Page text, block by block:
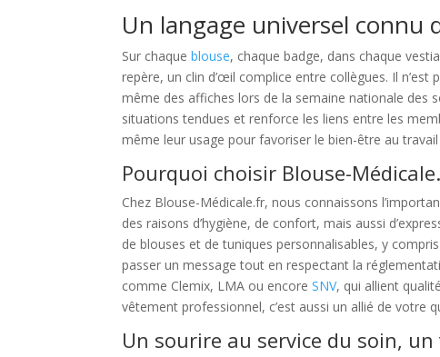
Un langage universel connu
Sur chaqueblouse, chaque badge, dans chaque
repère, un clin d’œil complice entre collègues. Il
même des affiches lors de la semaine nationale des
situations tendues et renforce les liens entre les
même leur usage pour favoriser le bien-être au
Pourquoi choisir Blouse-
Chez Blouse-Médicale.fr, nous connaissons
des raisons d’hygiène, de confort, mais aussi
de blouses et de tuniques personnalisables, y
passer un message tout en respectant la
comme Clemix, LMA ou encoreSNV, qui allient
vêtement professionnel, c’est aussi un allié de votre
Un sourire au service du soin,